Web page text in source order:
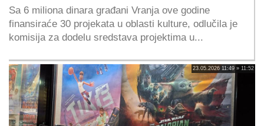
Sa 6 miliona dinara građani Vranja ove godine
finansiraće 30 projekata u oblasti kulture, odlučila je
komisija za dodelu sredstava projektima u...
23.05.2026 11:49 » 11:52